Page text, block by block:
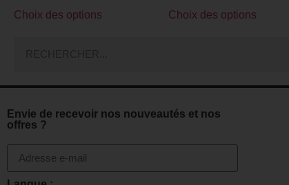
Choix des options Choix des options
Envie de recevoir nos nouveautés et nos
offres ?